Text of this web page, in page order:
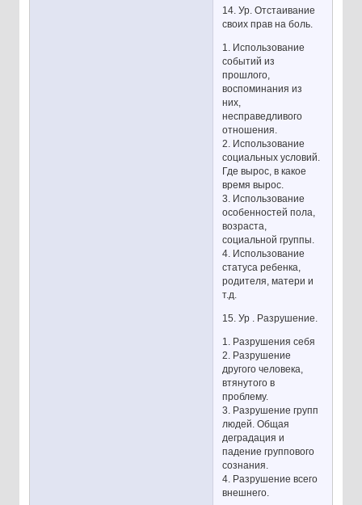
14. Ур. Отстаивание
своих прав на боль.
1. Использование
событий из
прошлого,
воспоминания из
них,
несправедливого
отношения.
2. Использование
социальных условий.
Где вырос, в какое
время вырос.
3. Использование
особенностей пола,
возраста,
социальной группы.
4. Использование
статуса ребенка,
родителя, матери и
т.д.
15. Ур . Разрушение.
1. Разрушения себя
2. Разрушение
другого человека,
втянутого в
проблему.
3. Разрушение групп
людей. Общая
деградация и
падение группового
сознания.
4. Разрушение всего
внешнего.